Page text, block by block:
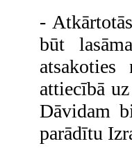
-
būt
attiecībā
Dāvidam
parādītu